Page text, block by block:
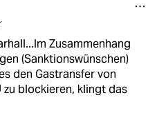
Zusammenhang
(Sanktionswünschen)
den Gastransfer von
zu blockieren, klingt das